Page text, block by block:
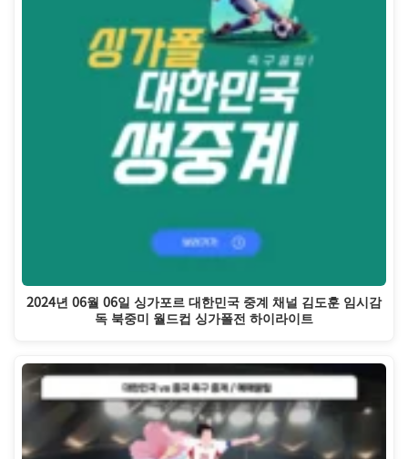
2024년 06월 06일 싱가포르 대한민국 중계 채널 김도훈 임시감
독 북중미 월드컵 싱가폴전 하이라이트